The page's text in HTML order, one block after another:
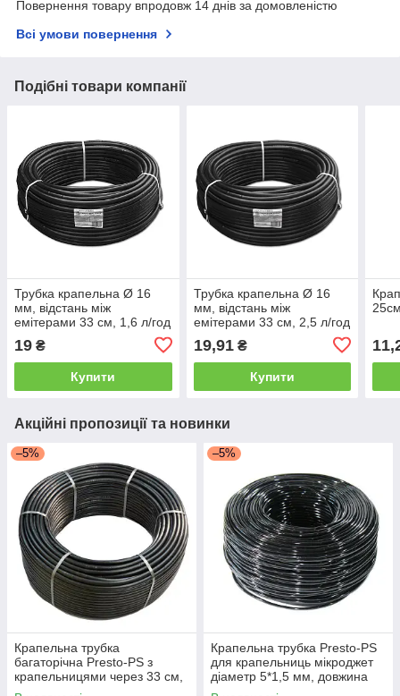
Повернення товару впродовж 14 днів за домовленістю
Всі умови повернення
Подібні товари компанії
Трубка крапельна Ø 16
мм, відстань між
емітерами 33 см, 1,6 л/год
– WATERMIL DRIP – 400
м, DSWWM161033-160-
400
19 ₴
Купити
Трубка крапельна Ø 16
мм, відстань між
емітерами 33 см, 2,5 л/год
DSWWD161130-250-200
19,91₴
Купити
Акційні пропозиції та новинки
–5%
Крапельна трубка
багаторічна Presto-PS з
крапельницями через 33 см,
довжина 200 м з
–5%
Крапельна трубка Presto-PS
для крапельниць мікроджет
діаметр 5*1,5 мм, довжина
100 м (PVH 5B)